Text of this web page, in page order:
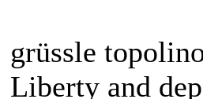
grüssle
Liberty and